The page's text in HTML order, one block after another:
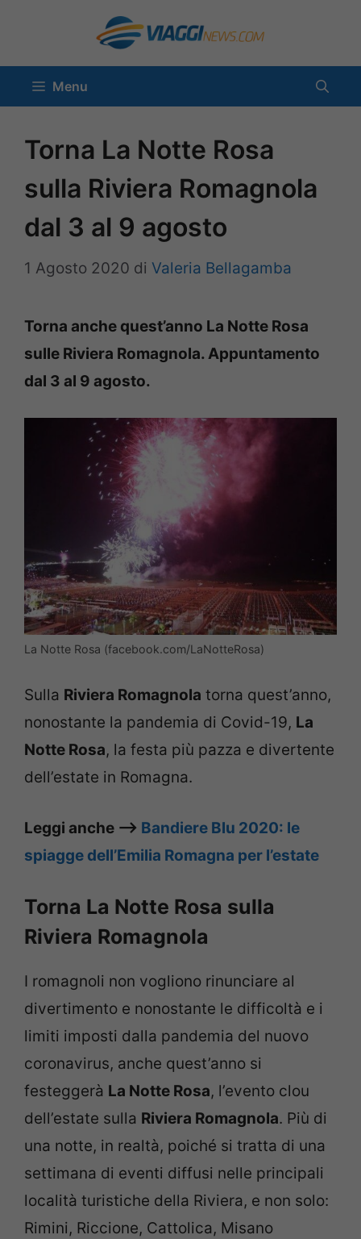
contenuto
Menu
Torna La Notte Rosa
sulla Riviera Romagnola
dal 3 al 9 agosto
1 Agosto 2020 di Valeria Bellagamba
Torna anche quest’anno La Notte Rosa
sulle Riviera Romagnola. Appuntamento
dal 3 al 9 agosto.
La Notte Rosa (facebook.com/LaNotteRosa)
Sulla Riviera Romagnola torna quest’anno,
nonostante la pandemia di Covid-19, La
Notte Rosa, la festa più pazza e divertente
dell’estate in Romagna.
Leggi anche –> Bandiere Blu 2020: le
spiagge dell’Emilia Romagna per l’estate
Torna La Notte Rosa sulla
Riviera Romagnola
I romagnoli non vogliono rinunciare al
divertimento e nonostante le difficoltà e i
limiti imposti dalla pandemia del nuovo
coronavirus, anche quest’anno si
festeggerà La Notte Rosa, l’evento clou
dell’estate sulla Riviera Romagnola. Più di
una notte, in realtà, poiché si tratta di una
settimana di eventi diffusi nelle principali
località turistiche della Riviera, e non solo:
Rimini, Riccione, Cattolica, Misano